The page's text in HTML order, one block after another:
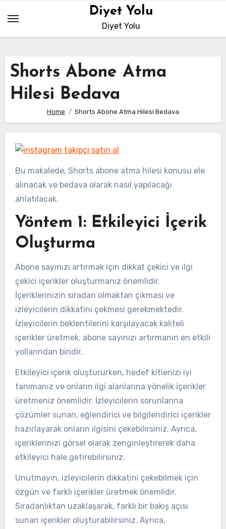
content
Diyet Yolu
Diyet Yolu
Shorts Abone Atma
Hilesi Bedava
Home Shorts Abone Atma Hilesi Bedava
Bu makalede, Shorts abone atma hilesi konusu ele
alınacak ve bedava olarak nasıl yapılacağı
anlatılacak.
Yöntem 1: Etkileyici İçerik
Oluşturma
Abone sayınızı artırmak için dikkat çekici ve ilgi
çekici içerikler oluşturmanız önemlidir.
İçeriklerinizin sıradan olmaktan çıkması ve
izleyicilerin dikkatini çekmesi gerekmektedir.
İzleyicilerin beklentilerini karşılayacak kaliteli
içerikler üretmek, abone sayınızı artırmanın en etkili
yollarından biridir.
Etkileyici içerik oluştururken, hedef kitlenizi iyi
tanımanız ve onların ilgi alanlarına yönelik içerikler
üretmeniz önemlidir. İzleyicilerin sorunlarına
çözümler sunan, eğlendirici ve bilgilendirici içerikler
hazırlayarak onların ilgisini çekebilirsiniz. Ayrıca,
içeriklerinizi görsel olarak zenginleştirerek daha
etkileyici hale getirebilirsiniz.
Unutmayın, izleyicilerin dikkatini çekebilmek için
özgün ve farklı içerikler üretmek önemlidir.
Sıradanlıktan uzaklaşarak, farklı bir bakış açısı
sunan içerikler oluşturabilirsiniz. Ayrıca,